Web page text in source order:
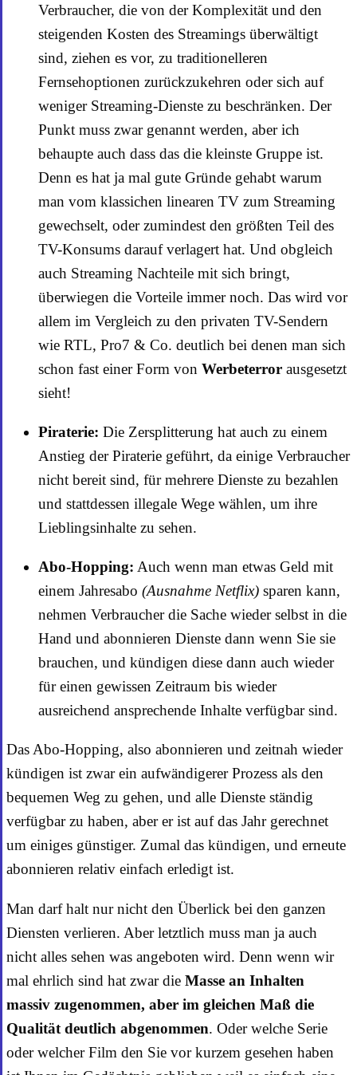
Verbraucher, die von der Komplexität und den
steigenden Kosten des Streamings überwältigt
sind, ziehen es vor, zu traditionelleren
Fernsehoptionen zurückzukehren oder sich auf
weniger Streaming-Dienste zu beschränken. Der
Punkt muss zwar genannt werden, aber ich
behaupte auch dass das die kleinste Gruppe ist.
Denn es hat ja mal gute Gründe gehabt warum
man vom klassichen linearen TV zum Streaming
gewechselt, oder zumindest den größten Teil des
TV-Konsums darauf verlagert hat. Und obgleich
auch Streaming Nachteile mit sich bringt,
überwiegen die Vorteile immer noch. Das wird vor
allem im Vergleich zu den privaten TV-Sendern
wie RTL, Pro7 & Co. deutlich bei denen man sich
schon fast einer Form von Werbeterror ausgesetzt
sieht!
Piraterie: Die Zersplitterung hat auch zu einem
Anstieg der Piraterie geführt, da einige Verbraucher
nicht bereit sind, für mehrere Dienste zu bezahlen
und stattdessen illegale Wege wählen, um ihre
Lieblingsinhalte zu sehen.
Abo-Hopping: Auch wenn man etwas Geld mit
einem Jahresabo (Ausnahme Netflix) sparen kann,
nehmen Verbraucher die Sache wieder selbst in die
Hand und abonnieren Dienste dann wenn Sie sie
brauchen, und kündigen diese dann auch wieder
für einen gewissen Zeitraum bis wieder
ausreichend ansprechende Inhalte verfügbar sind.
Das Abo-Hopping, also abonnieren und zeitnah wieder
kündigen ist zwar ein aufwändigerer Prozess als den
bequemen Weg zu gehen, und alle Dienste ständig
verfügbar zu haben, aber er ist auf das Jahr gerechnet
um einiges günstiger. Zumal das kündigen, und erneute
abonnieren relativ einfach erledigt ist.
Man darf halt nur nicht den Überlick bei den ganzen
Diensten verlieren. Aber letztlich muss man ja auch
nicht alles sehen was angeboten wird. Denn wenn wir
mal ehrlich sind hat zwar die Masse an Inhalten
massiv zugenommen, aber im gleichen Maß die
Qualität deutlich abgenommen. Oder welche Serie
oder welcher Film den Sie vor kurzem gesehen haben